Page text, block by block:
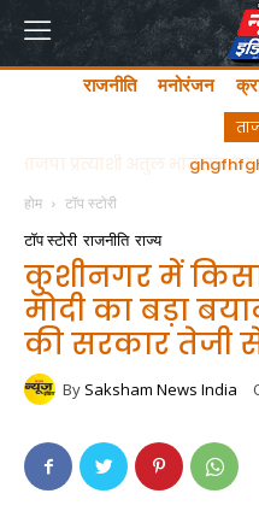
राजनीति मनोरंजन
होम टॉप स्टोरी
टॉप स्टोरी राजनीति राज्य
कुशीनगर में
मोदी का बड़ा
की सरकार तेजी
By Saksham News India